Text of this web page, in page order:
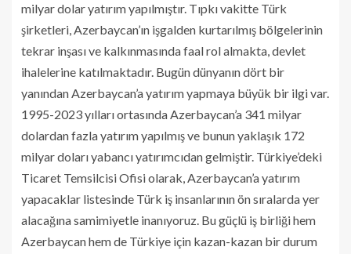
milyar dolar yatırım yapılmıştır. Tıpkı vakitte Türk
şirketleri, Azerbaycan’ın işgalden kurtarılmış bölgelerinin
tekrar inşası ve kalkınmasında faal rol almakta, devlet
ihalelerine katılmaktadır. Bugün dünyanın dört bir
yanından Azerbaycan’a yatırım yapmaya büyük bir ilgi var.
1995-2023 yılları ortasında Azerbaycan’a 341 milyar
dolardan fazla yatırım yapılmış ve bunun yaklaşık 172
milyar doları yabancı yatırımcıdan gelmiştir. Türkiye’deki
Ticaret Temsilcisi Ofisi olarak, Azerbaycan’a yatırım
yapacaklar listesinde Türk iş insanlarının ön sıralarda yer
alacağına samimiyetle inanıyoruz. Bu güçlü iş birliği hem
Azerbaycan hem de Türkiye için kazan-kazan bir durum